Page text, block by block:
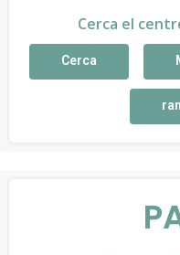
Cerca el
Cerca